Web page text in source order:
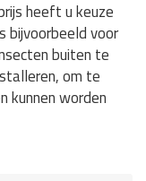
heeft u keuze
bijvoorbeeld voor
buiten te
om te
kunnen worden